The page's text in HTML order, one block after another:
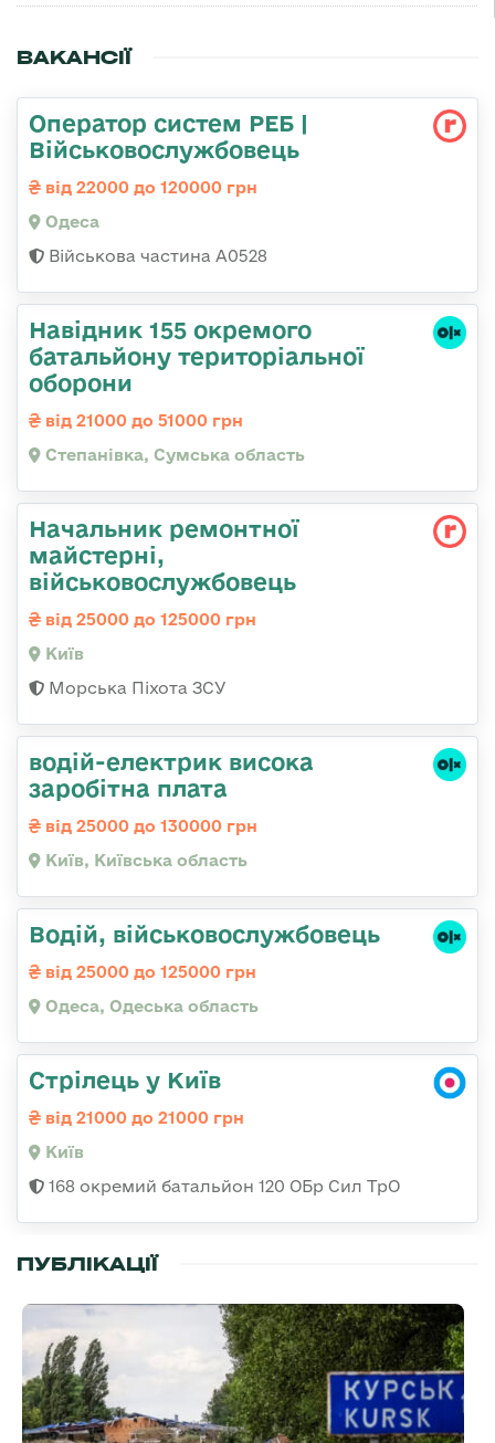
ВАКАНСІЇ
Оператор систем РЕБ |
Військовослужбовець
від 22000 до 120000 грн
Одеса
Військова частина А0528
Навідник 155 окремого
батальйону територіальної
оборони
від 21000 до 51000 грн
Степанівка, Сумська область
Начальник ремонтної
майстерні,
військовослужбовець
від 25000 до 125000 грн
Київ
Морська Піхота ЗСУ
водій-електрик висока
заробітна плата
від 25000 до 130000 грн
Київ, Київська область
Водій, військовослужбовець
від 25000 до 125000 грн
Одеса, Одеська область
Стрілець у Київ
від 21000 до 21000 грн
Київ
168 окремий батальйон 120 ОБр Cил ТрО
ПУБЛІКАЦІЇ